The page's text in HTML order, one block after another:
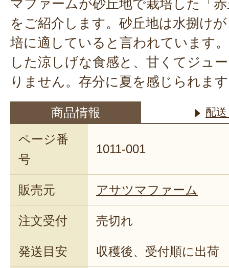
マファームが砂丘地で栽培した「
をご紹介します。砂丘地は水捌け
培に適していると言われています
した涼しげな食感と、甘くてジュ
りません。存分に夏を感じられま
商品情報 配
ページ番
号
1011-001
販売元 アサツマファーム
注文受付 売切れ
発送目安 収穫後、受付順に出荷